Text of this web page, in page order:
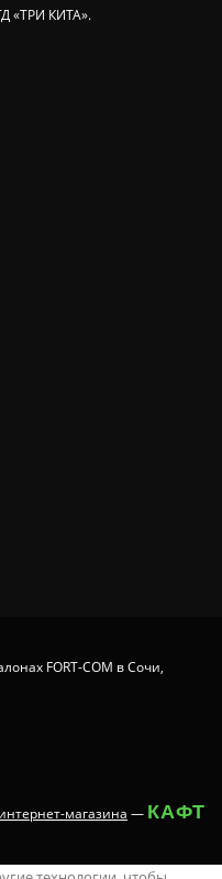
«ТРИ КИТА».
FORT-COM в Сочи,
магазина — КАФТ